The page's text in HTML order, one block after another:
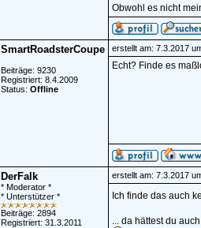
Obwohl es nicht
SmartRoadsterCoupe
Beiträge: 9230
Registriert: 8.4.2009
Status: Offline
erstellt am: 7.3.2017
Echt? Finde es
DerFalk
* Moderator *
* Unterstützer *
Beiträge: 2894
Registriert: 31.3.2011
erstellt am: 7.3.2017
Ich finde das auch
... da hättest du